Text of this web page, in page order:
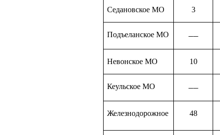
Седановское МО 3
Подъеланское МО ––
Невонское МО 10
Кеульское МО ––
Железнодорожное 48